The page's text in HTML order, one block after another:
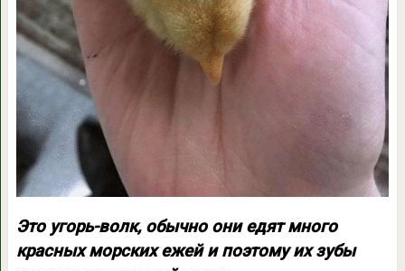
Это угорь-волк, обычно они едят много
красных морских ежей и поэтому их зубы